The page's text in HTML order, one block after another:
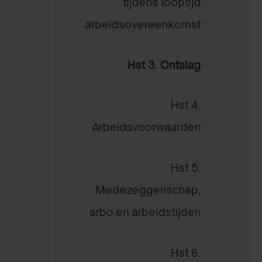
arbeidsovereenkomst
Hst 3. Ontslag
Hst 4.
Arbeidsvoorwaarden
Hst 5.
Medezeggenschap,
arbo en arbeidstijden
Hst 6.